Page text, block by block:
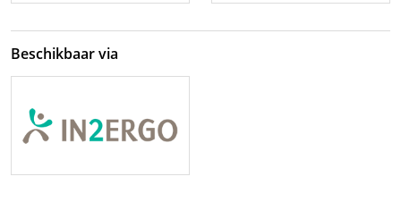
Beschikbaar via